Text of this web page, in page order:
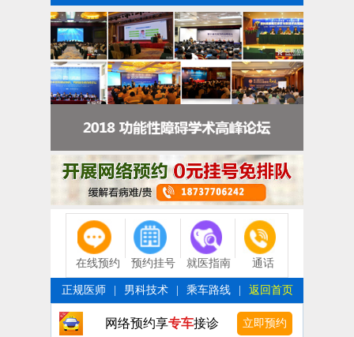
在线预约 预约挂号 就医指南 通话
正规医师 男科技术 乘车路线 返回首页
网络预约享专车接诊 立即预约